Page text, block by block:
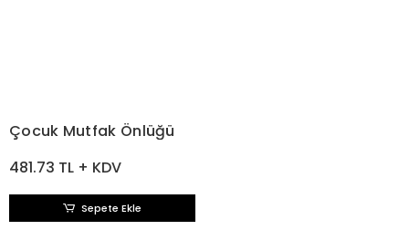
Çocuk Mutfak Önlüğü
481.73 TL + KDV
Sepete Ekle